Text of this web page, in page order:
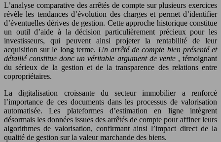
L’analyse comparative des arrêtés de compte sur plusieurs exercices
révèle les tendances d’évolution des charges et permet d’identifier
d’éventuelles dérives de gestion. Cette approche historique constitue
un outil d’aide à la décision particulièrement précieux pour les
investisseurs, qui peuvent ainsi projeter la rentabilité de leur
acquisition sur le long terme. Un arrêté de compte bien présenté et
détaillé constitue donc un véritable argument de vente , témoignant
du sérieux de la gestion et de la transparence des relations entre
copropriétaires.
La digitalisation croissante du secteur immobilier a renforcé
l’importance de ces documents dans les processus de valorisation
automatisée. Les plateformes d’estimation en ligne intègrent
désormais les données issues des arrêtés de compte pour affiner leurs
algorithmes de valorisation, confirmant ainsi l’impact direct de la
qualité de gestion sur la valeur marchande des biens.